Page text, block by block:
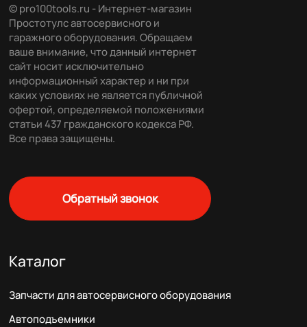
© pro100tools.ru - Интернет-магазин
Простотулс автосервисного и
гаражного оборудования. Обращаем
ваше внимание, что данный интернет
сайт носит исключительно
информационный характер и ни при
каких условиях не является публичной
офертой, определяемой положениями
статьи 437 гражданского кодекса РФ.
Все права защищены.
Обратный звонок
Каталог
Запчасти для автосервисного оборудования
Автоподъемники